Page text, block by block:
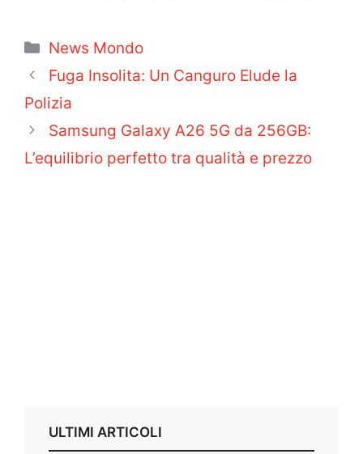
Categorie
News Mondo
Fuga Insolita: Un Canguro Elude la
Polizia
Samsung Galaxy A26 5G da 256GB:
L’equilibrio perfetto tra qualità e prezzo
ULTIMI ARTICOLI